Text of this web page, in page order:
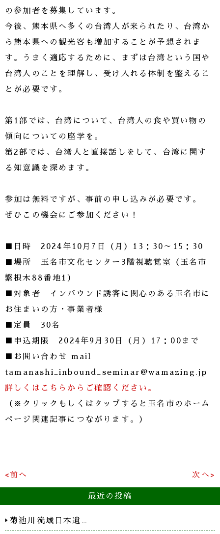
の参加者を募集しています。
今後、熊本県へ多くの台湾人が来られたり、台湾か
ら熊本県への観光客も増加することが予想されま
す。うまく適応するために、まずは台湾という国や
台湾人のことを理解し、受け入れる体制を整えるこ
とが必要です。
第1部では、台湾について、台湾人の食や買い物の
傾向についての座学を。
第2部では、台湾人と直接話しをして、台湾に関す
る知意識を深めます。
参加は無料ですが、事前の申し込みが必要です。
ぜひこの機会にご参加ください！
■日時 2024年10月7日（月）13：30～15：30
■場所 玉名市文化センター3階視聴覚室（玉名市
繁根木88番地1）
■対象者 インバウンド誘客に関心のある玉名市に
お住まいの方・事業者様
■定員 30名
■申込期限 2024年9月30日（月）17：00まで
■お問い合わせ mail
tamanashi_inbound_seminar@wamazing.jp
詳しくはこちらからご確認ください。
（※クリックもしくはタップすると玉名市のホーム
ページ関連記事につながります。）
<前へ 次へ>
最近の投稿
菊池川流域日本遺…